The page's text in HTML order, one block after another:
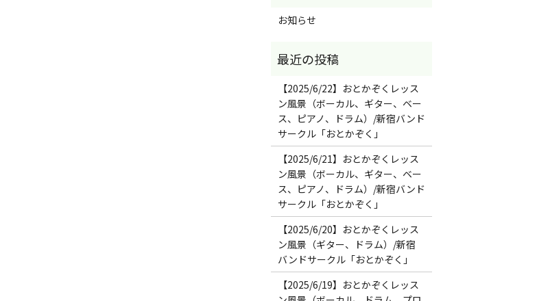
お知らせ
【2025/6/22】おとかぞくレッス
ン風景（ボーカル、ギター、ベー
ス、ピアノ、ドラム）/新宿バンド
サークル「おとかぞく」
【2025/6/21】おとかぞくレッス
ン風景（ボーカル、ギター、ベー
ス、ピアノ、ドラム）/新宿バンド
サークル「おとかぞく」
【2025/6/20】おとかぞくレッス
ン風景（ギター、ドラム）/新宿
バンドサークル「おとかぞく」
【2025/6/19】おとかぞくレッス